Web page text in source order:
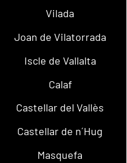
Vilada
Joan de Vilatorrada
Iscle de Vallalta
Calaf
Castellar del Vallès
Castellar de n´Hug
Masquefa